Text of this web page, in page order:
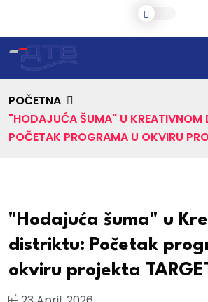
POČETNA
"HODAJUĆA ŠUMA" U KREATIVNOM
POČETAK PROGRAMA U OKVIRU
"Hodajuća šuma" u
distriktu: Početak
okviru projekta